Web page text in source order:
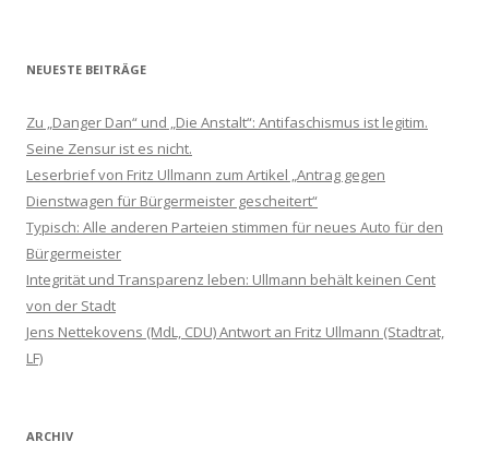
NEUESTE BEITRÄGE
Zu „Danger Dan“ und „Die Anstalt“: Antifaschismus ist legitim.
Seine Zensur ist es nicht.
Leserbrief von Fritz Ullmann zum Artikel „Antrag gegen
Dienstwagen für Bürgermeister gescheitert“
Typisch: Alle anderen Parteien stimmen für neues Auto für den
Bürgermeister
Integrität und Transparenz leben: Ullmann behält keinen Cent
von der Stadt
Jens Nettekovens (MdL, CDU) Antwort an Fritz Ullmann (Stadtrat,
LF)
ARCHIV